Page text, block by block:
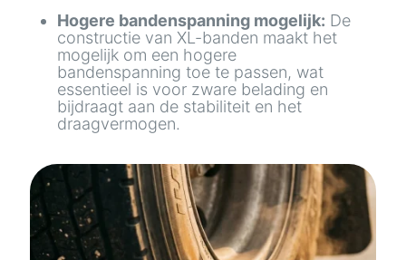
Hogere bandenspanning mogelijk: De
constructie van XL-banden maakt het
mogelijk om een hogere
bandenspanning toe te passen, wat
essentieel is voor zware belading en
bijdraagt aan de stabiliteit en het
draagvermogen.